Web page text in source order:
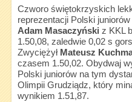
Czworo świętokrzyskich
reprezentacji Polski
Adam Masaczyński z KKL
1.50,08, zaledwie 0,02 s
Zwyciężył Mateusz
czasem 1.50,02. Obydwaj
Polski juniorów na tym
Olimpii Grudziądz, który
wynikiem 1.51,87.